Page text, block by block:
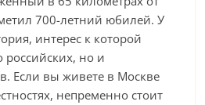
700-летний юбилей.У
интерес к которой
российских, но и
Если вы живете в Москве
непременно стоит